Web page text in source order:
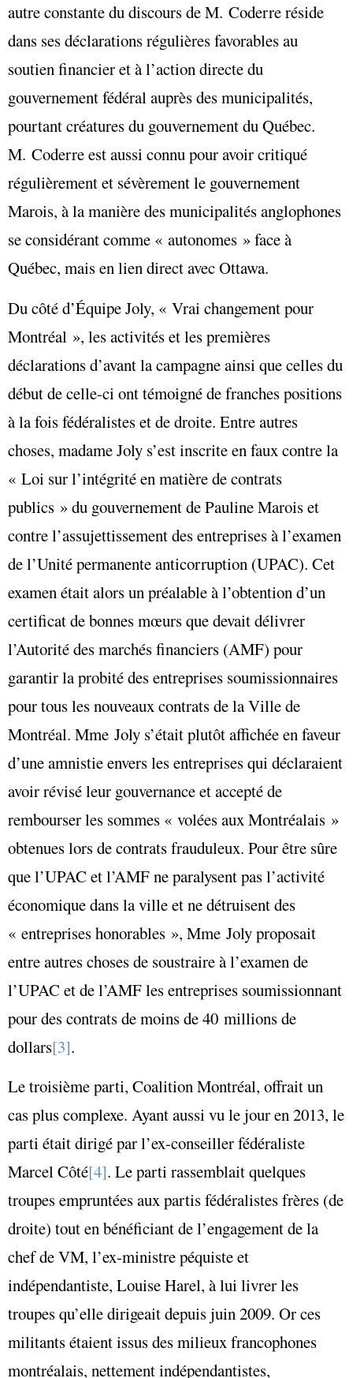
autre constante du discours de M. Coderre réside
dans ses déclarations régulières favorables au
soutien financier et à l’action directe du
gouvernement fédéral auprès des municipalités,
pourtant créatures du gouvernement du Québec.
M. Coderre est aussi connu pour avoir critiqué
régulièrement et sévèrement le gouvernement
Marois, à la manière des municipalités anglophones
se considérant comme « autonomes » face à
Québec, mais en lien direct avec Ottawa.
Du côté d’Équipe Joly, « Vrai changement pour
Montréal », les activités et les premières
déclarations d’avant la campagne ainsi que celles du
début de celle-ci ont témoigné de franches positions
à la fois fédéralistes et de droite. Entre autres
choses, madame Joly s’est inscrite en faux contre la
« Loi sur l’intégrité en matière de contrats
publics » du gouvernement de Pauline Marois et
contre l’assujettissement des entreprises à l’examen
de l’Unité permanente anticorruption (UPAC). Cet
examen était alors un préalable à l’obtention d’un
certificat de bonnes mœurs que devait délivrer
l’Autorité des marchés financiers (AMF) pour
garantir la probité des entreprises soumissionnaires
pour tous les nouveaux contrats de la Ville de
Montréal. Mme Joly s’était plutôt affichée en faveur
d’une amnistie envers les entreprises qui déclaraient
avoir révisé leur gouvernance et accepté de
rembourser les sommes « volées aux Montréalais »
obtenues lors de contrats frauduleux. Pour être sûre
que l’UPAC et l’AMF ne paralysent pas l’activité
économique dans la ville et ne détruisent des
« entreprises honorables », Mme Joly proposait
entre autres choses de soustraire à l’examen de
l’UPAC et de l’AMF les entreprises soumissionnant
pour des contrats de moins de 40 millions de
dollars[3].
Le troisième parti, Coalition Montréal, offrait un
cas plus complexe. Ayant aussi vu le jour en 2013, le
parti était dirigé par l’ex-conseiller fédéraliste
Marcel Côté[4]. Le parti rassemblait quelques
troupes empruntées aux partis fédéralistes frères (de
droite) tout en bénéficiant de l’engagement de la
chef de VM, l’ex-ministre péquiste et
indépendantiste, Louise Harel, à lui livrer les
troupes qu’elle dirigeait depuis juin 2009. Or ces
militants étaient issus des milieux francophones
montréalais, nettement indépendantistes,